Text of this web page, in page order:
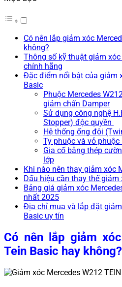
Có nên lắp giảm xóc
không?
Thông số kỹ thuật giảm
chính hãng
Đặc điểm nổi bật của giảm
Basic
Phuộc Mercedes
giảm chấn Damper
Sử dụng công nghệ
Stopper) độc quyền
Hệ thống ống đôi
Ty phuộc và vỏ
Gia cố bằng thép
lớp
Khi nào nên thay giảm xóc
Dấu hiệu cần thay thế giảm
Bảng giá giảm xóc
nhất 2025
Địa chỉ mua và lắp đặt
Basic uy tín
Có nên lắp giảm
Tein Basic hay không?